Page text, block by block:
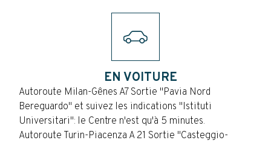
EN VOITURE
Autoroute Milan-Gênes A7 Sortie "Pavia Nord
Bereguardo" et suivez les indications "Istituti
Universitari": le Centre n'est qu'à 5 minutes.
Autoroute Turin-Piacenza A 21 Sortie "Casteggio-